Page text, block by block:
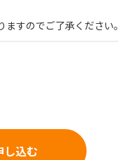
すのでご了承ください。
し込む